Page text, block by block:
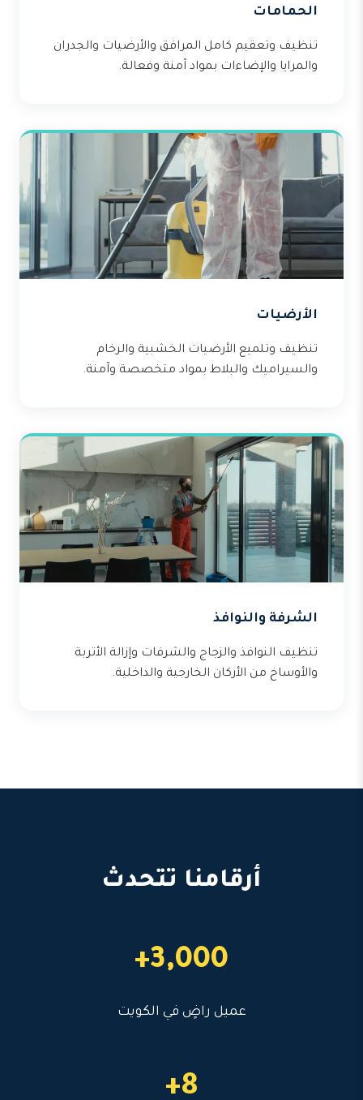
الحمامات
تنظيف وتعقيم كامل المرافق والأرضيات والجدران
والمرايا والإضاءات بمواد آمنة وفعالة.
الأرضيات
تنظيف وتلميع الأرضيات الخشبية والرخام
والسيراميك والبلاط بمواد متخصصة وآمنة.
الشرفة والنوافذ
تنظيف النوافذ والزجاج والشرفات وإزالة الأتربة
والأوساخ من الأركان الخارجية والداخلية.
أرقامنا تتحدث
3,000+
عميل راضٍ في الكويت
8+